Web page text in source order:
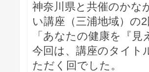
神奈川県と共催のかな
い講座（三浦地域）の2
「あなたの健康を『
今回は、講座のタイト
ただく回でした。